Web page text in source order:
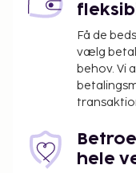
Få de
vælg
behov. Vi
hele